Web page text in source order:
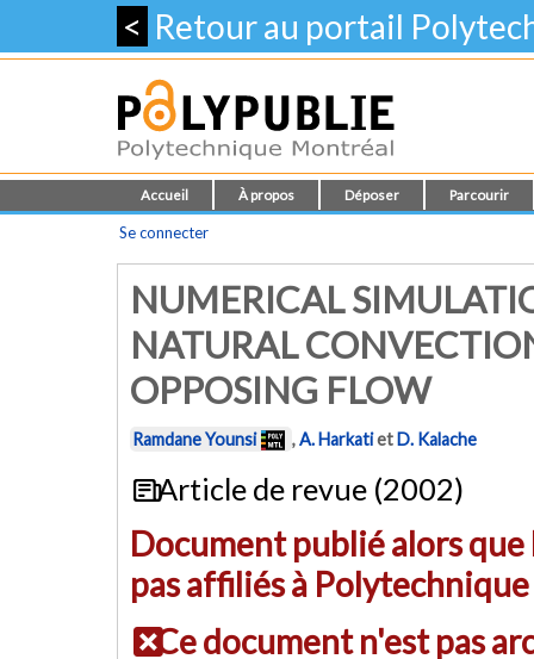
< Retour au portail
Accueil À propos Déposer Parcourir
Se connecter
NUMERICAL
NATURAL
OPPOSING FLOW
Ramdane Younsi ,A. HarkatietD. Kalache
Article de revue (2002)
Document publié alors
pas affiliés à
Ce document n'est pas